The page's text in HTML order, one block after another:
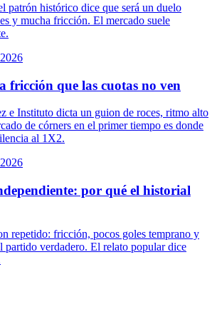
patrón histórico dice que será un duelo
y mucha fricción. El mercado suele
fricción que las cuotas no ven
e Instituto dicta un guion de roces, ritmo alto
de córners en el primer tiempo es donde
al 1X2.
por qué el historial
repetido: fricción, pocos goles temprano y
partido verdadero. El relato popular dice